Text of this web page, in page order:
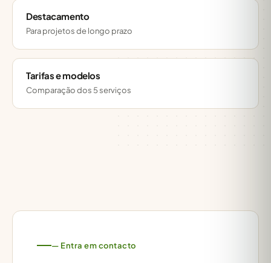
Destacamento
Para projetos de longo prazo
Tarifas e modelos
Comparação dos 5 serviços
— Entra em contacto